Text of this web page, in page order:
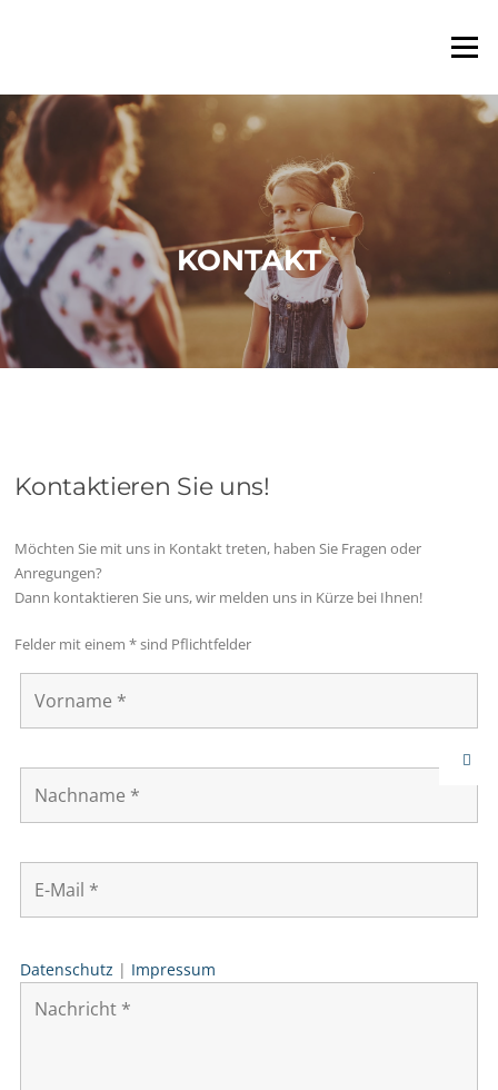
Menü
KONTAKT
Kontaktieren Sie uns!
Möchten Sie mit uns in Kontakt treten, haben Sie Fragen oder
Anregungen?
Dann kontaktieren Sie uns, wir melden uns in Kürze bei Ihnen!
Felder mit einem * sind Pflichtfelder
Datenschutz | Impressum